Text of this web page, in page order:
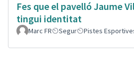
Fes que el pavelló Jaume
tingui identitat
Marc FR Segur Pistes